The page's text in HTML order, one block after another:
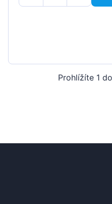
Prohlížíte 1